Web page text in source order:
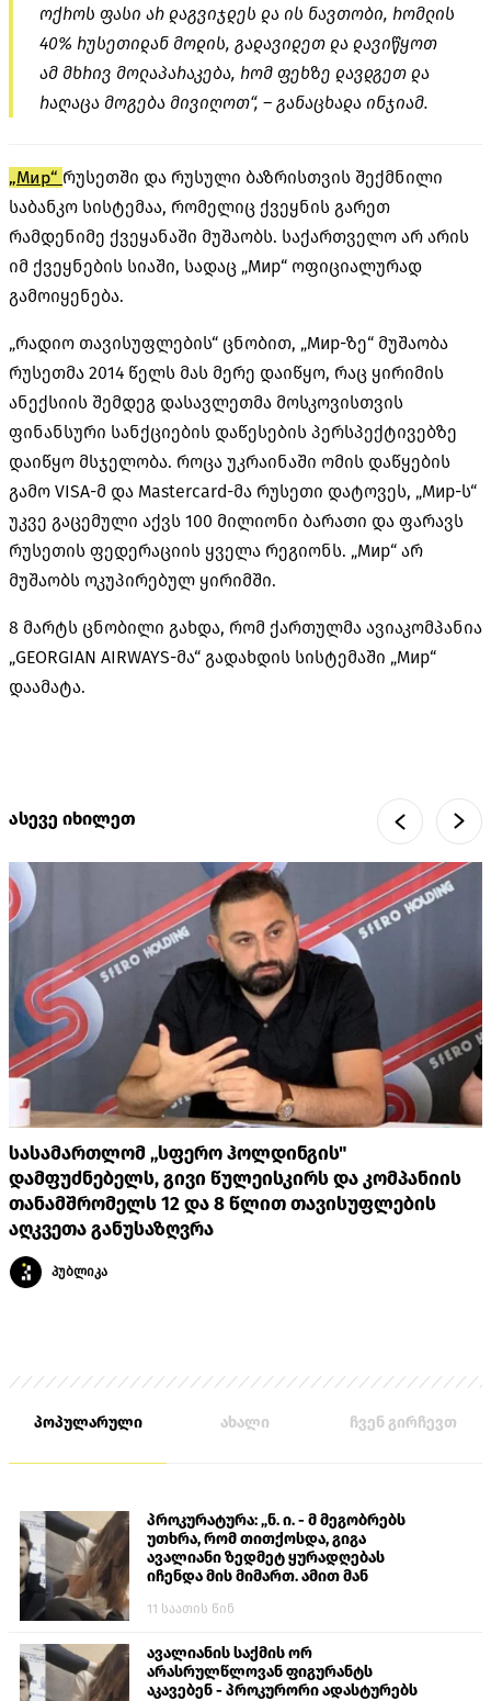
ოქროს ფასი არ დაგვიჯდეს და ის ნავთობი, რომლის
40% რუსეთიდან მოდის, გადავიდეთ და დავიწყოთ
ამ მხრივ მოლაპარაკება, რომ ფეხზე დავდგეთ და
რაღაცა მოგება მივიღოთ“, – განაცხადა ინჯიამ.
„Мир“ რუსეთში და რუსული ბაზრისთვის შექმნილი
საბანკო სისტემაა, რომელიც ქვეყნის გარეთ
რამდენიმე ქვეყანაში მუშაობს. საქართველო არ არის
იმ ქვეყნების სიაში, სადაც „Мир“ ოფიციალურად
გამოიყენება.
„რადიო თავისუფლების“ ცნობით, „Мир-ზე“ მუშაობა
რუსეთმა 2014 წელს მას მერე დაიწყო, რაც ყირიმის
ანექსიის შემდეგ დასავლეთმა მოსკოვისთვის
ფინანსური სანქციების დაწესების პერსპექტივებზე
დაიწყო მსჯელობა. როცა უკრაინაში ომის დაწყების
გამო VISA-მ და Mastercard-მა რუსეთი დატოვეს, „Мир-ს“
უკვე გაცემული აქვს 100 მილიონი ბარათი და ფარავს
რუსეთის ფედერაციის ყველა რეგიონს. „Мир“ არ
მუშაობს ოკუპირებულ ყირიმში.
8 მარტს ცნობილი გახდა, რომ ქართულმა ავიაკომპანია
„GEORGIAN AIRWAYS-მა“ გადახდის სისტემაში „Мир“
დაამატა.
ასევე იხილეთ
სასამართლომ „სფერო ჰოლდინგის"
დამფუძნებელს, გივი წულეისკირს და კომპანიის
თანამშრომელს 12 და 8 წლით თავისუფლების
აღკვეთა განუსაზღვრა
პუბლიკა
პოპულარული ახალი ჩვენ გირჩევთ
პროკურატურა: „ნ. ი. - მ მეგობრებს
უთხრა, რომ თითქოსდა, გიგა
ავალიანი ზედმეტ ყურადღებას
იჩენდა მის მიმართ. ამით მან
თავს დასხმოდა გიგა ავალიანს“
11 საათის წინ
ავალიანის საქმის ორ
არასრულწლოვან ფიგურანტს
აკავებენ - პროკურორი ადასტურებს